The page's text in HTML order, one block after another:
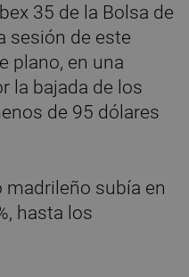
35 de la Bolsa de
sesión de este
plano, en una
la bajada de los
de 95 dólares
madrileño subía en
hasta los